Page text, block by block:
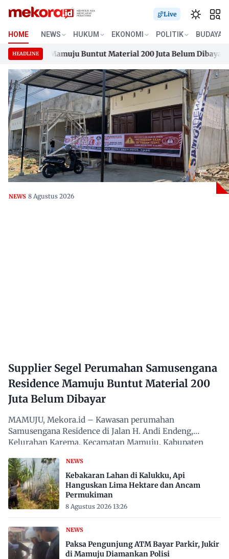
Skip
content
Live
HOME NEWS HUKUM EKONOMI POLITIK BUDAYA
HEADLINEMamuju Buntut Material 200 Juta Belum Dibayar
Mamuju Buntut Material 200 Juta Belum Dibayar
NEWS 8 Agustus 2026
Supplier Segel Perumahan Samusengana
Residence Mamuju Buntut Material 200
Juta Belum Dibayar
MAMUJU, Mekora.id – Kawasan perumahan
Samusengana Residence di Jalan H. Andi Endeng,
Kelurahan Karema, Kecamatan Mamuju, Kabupaten
NEWS
Kebakaran Lahan di Kalukku, Api
Hanguskan Lima Hektare dan Ancam
Permukiman
8 Agustus 2026 13:26
NEWS
Paksa Pengunjung ATM Bayar Parkir, Jukir
di Mamuju Diamankan Polisi